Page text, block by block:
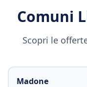
Comuni
Scopri le
Madone